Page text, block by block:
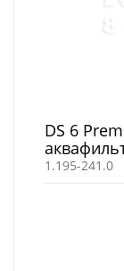
DS 6
1.195-241.0